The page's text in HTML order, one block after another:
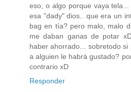
eso, o algo porque vaya tela...
esa "dady" dios.. que era un
bag en tía? pero malo, malo
me daban ganas de potar
haber ahorrado... sobretodo si
a alguien le habrá gustado?
contrario xD
Responder